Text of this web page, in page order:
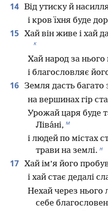
14 Від утиску й
і кров їхня буде
15 Хай він живе і хай
к
Хай народ за нього
і благословляє
16 Земля дасть багато
на вершинах гір
Урожай царя буде
Ліва́ні, м
і людей по містах
трави на землі. н
17 Хай ім’я його
і хай стає дедалі
Нехай через нього
себе